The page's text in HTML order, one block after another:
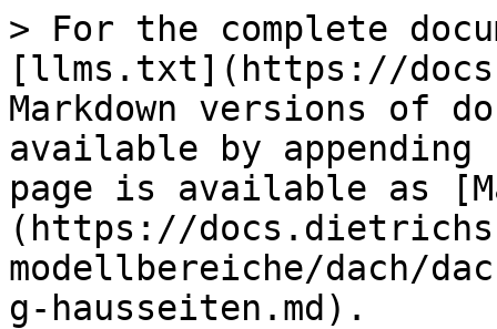
> For the complete
[llms.txt](https://
Markdown versions of
available by
page is available as
(https://
modellbereiche/dach/
g-hausseiten.md).